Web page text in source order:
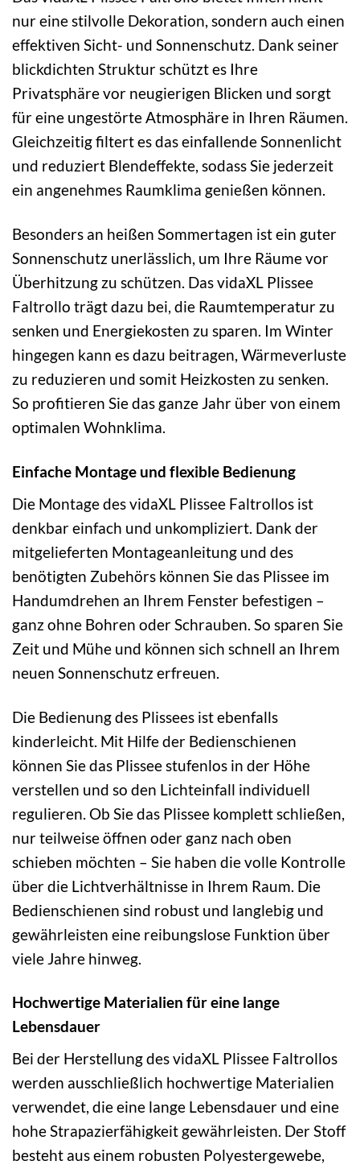
nur eine stilvolle Dekoration, sondern auch einen
effektiven Sicht- und Sonnenschutz. Dank seiner
blickdichten Struktur schützt es Ihre
Privatsphäre vor neugierigen Blicken und sorgt
für eine ungestörte Atmosphäre in Ihren Räumen.
Gleichzeitig filtert es das einfallende Sonnenlicht
und reduziert Blendeffekte, sodass Sie jederzeit
ein angenehmes Raumklima genießen können.
Besonders an heißen Sommertagen ist ein guter
Sonnenschutz unerlässlich, um Ihre Räume vor
Überhitzung zu schützen. Das vidaXL Plissee
Faltrollo trägt dazu bei, die Raumtemperatur zu
senken und Energiekosten zu sparen. Im Winter
hingegen kann es dazu beitragen, Wärmeverluste
zu reduzieren und somit Heizkosten zu senken.
So profitieren Sie das ganze Jahr über von einem
optimalen Wohnklima.
Einfache Montage und flexible Bedienung
Die Montage des vidaXL Plissee Faltrollos ist
denkbar einfach und unkompliziert. Dank der
mitgelieferten Montageanleitung und des
benötigten Zubehörs können Sie das Plissee im
Handumdrehen an Ihrem Fenster befestigen –
ganz ohne Bohren oder Schrauben. So sparen Sie
Zeit und Mühe und können sich schnell an Ihrem
neuen Sonnenschutz erfreuen.
Die Bedienung des Plissees ist ebenfalls
kinderleicht. Mit Hilfe der Bedienschienen
können Sie das Plissee stufenlos in der Höhe
verstellen und so den Lichteinfall individuell
regulieren. Ob Sie das Plissee komplett schließen,
nur teilweise öffnen oder ganz nach oben
schieben möchten – Sie haben die volle Kontrolle
über die Lichtverhältnisse in Ihrem Raum. Die
Bedienschienen sind robust und langlebig und
gewährleisten eine reibungslose Funktion über
viele Jahre hinweg.
Hochwertige Materialien für eine lange
Lebensdauer
Bei der Herstellung des vidaXL Plissee Faltrollos
werden ausschließlich hochwertige Materialien
verwendet, die eine lange Lebensdauer und eine
hohe Strapazierfähigkeit gewährleisten. Der Stoff
besteht aus einem robusten Polyestergewebe,